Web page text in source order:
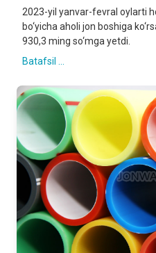
2023-yil yanvar-fevral oylarti
bo‘yicha aholi jon boshiga
930,3 ming so‘mga yetdi.
Batafsil ...